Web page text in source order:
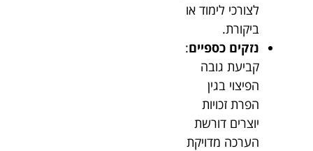
לצורכי לימוד או
ביקורת.
נזקים כספיים:
קביעת גובה
הפיצוי בגין
הפרת זכויות
יוצרים דורשת
הערכה מדויקת